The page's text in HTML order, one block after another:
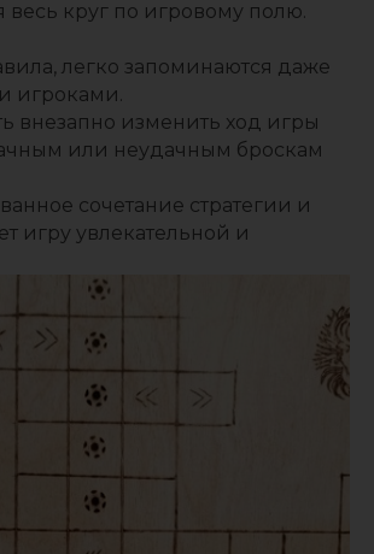
весь круг по игровому полю.
легко запоминаются даже
игроками.
внезапно изменить ход игры
или неудачным броскам
сочетание стратегии и
игру увлекательной и